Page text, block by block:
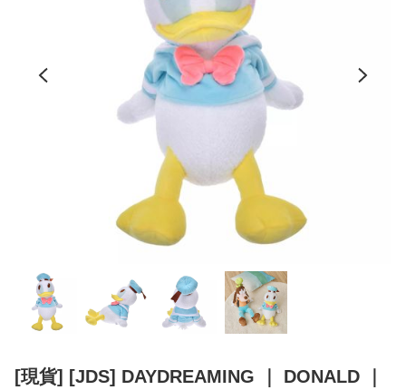
[現貨] [JDS] DAYDREAMING ｜ DONALD ｜